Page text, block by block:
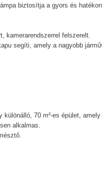
biztosítja a gyors és
kamerarendszerrel felszerelt.
segíti, amely a nagyobb
különálló, 70 m²-es épület,
alkalmas.